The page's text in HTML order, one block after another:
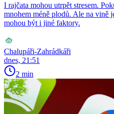
I rajčata mohou utrpět stresem.
mnohem méně plodů. Ale na vině
mohou být i jiné faktory.
Chalupáři-Zahrádkáři
dnes, 21:51
2 min